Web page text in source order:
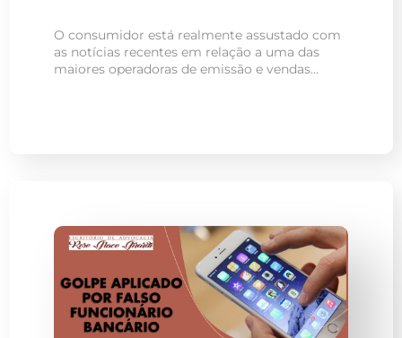
O consumidor está realmente assustado com
as notícias recentes em relação a uma das
maiores operadoras de emissão e vendas…